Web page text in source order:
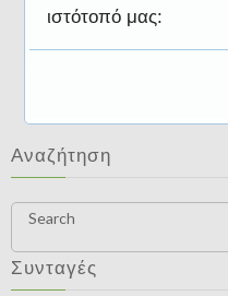
Αναζήτηση
Search
Συνταγές
ιστότοπό μας: